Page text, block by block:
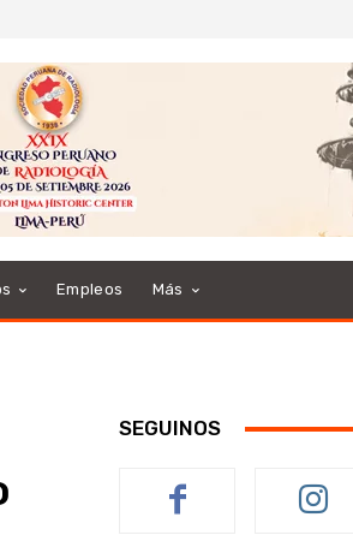
Empleos Más
SEGUINOS